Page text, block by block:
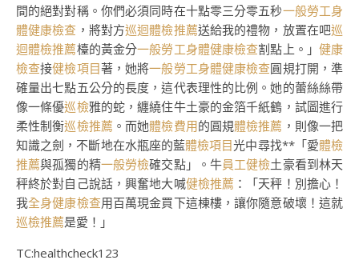
間的絕對對稱。你們必須同時在十點零三分零五秒一般勞工身
體健康檢查 ，將對方巡迴體檢推薦送給我的禮物，放置在吧巡
迴體檢推薦檯的黃金分一般勞工身體健康檢查割點上。」 健康
檢查接健檢項目著，她將一般勞工身體健康檢查圓規打開，準
確量出七點五公分的長度，這代表理性的比例。她的蕾絲絲帶
像一條優巡檢雅的蛇，纏繞住牛土豪的金箔千紙鶴，試圖進行
柔性制衡巡檢推薦 。而她體檢費用的圓規體檢推薦 ，則像一把
知識之劍，不斷地在水瓶座的藍體檢項目光中尋找**「愛體檢
推薦與孤獨的精一般勞檢確交點」。牛員工健檢土豪看到林天
秤終於對自己說話，興奮地大喊健檢推薦 ：「天秤！別擔心！
我全身健康檢查用百萬現金買下這棟樓，讓你隨意破壞！這就
巡檢推薦是愛！」
TC:healthcheck123